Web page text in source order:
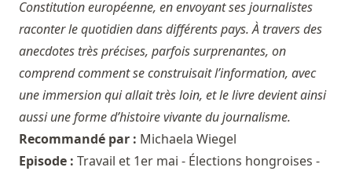
Constitution européenne, en envoyant ses journalistes
raconter le quotidien dans différents pays. À travers des
anecdotes très précises, parfois surprenantes, on
comprend comment se construisait l’information, avec
une immersion qui allait très loin, et le livre devient ainsi
aussi une forme d’histoire vivante du journalisme.
Recommandé par : Michaela Wiegel
Episode : Travail et 1er mai - Élections hongroises -